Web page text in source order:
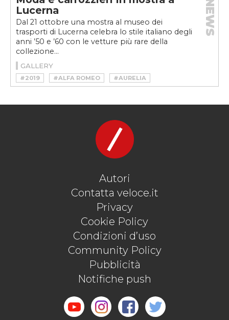
Lucerna
Dal 21 ottobre una mostra al museo dei
trasporti di Lucerna celebra lo stile italiano degli
anni ’50 e ’60 con le vetture più rare della
collezione...
NEWS
GALLERY
#2019 #ALFA ROMEO
#AURELIA
#BERTONE
#CARS AND FASHION
#MILA SCHÖN
#MOSTRA
#MUSEO SVIZZERO DEI TRASPORTI DI LUCERNA
#VIGNALE
#VINTAGE
Autori
Contatta veloce.it
Privacy
Cookie Policy
Condizioni d’uso
Community Policy
Pubblicità
Notifiche push